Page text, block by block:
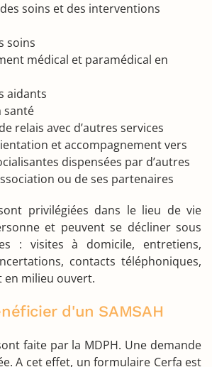
soins et des interventions
soins
médical et paramédical en
aidants
santé
relais avec d’autres services
et accompagnement vers
dispensées par d’autres
ou de ses partenaires
privilégiées dans le lieu de vie
et peuvent se décliner sous
: visites à domicile, entretiens,
contacts téléphoniques,
en milieu ouvert.
d'un SAMSAH
faite par la MDPH. Une demande
A cet effet, un formulaire Cerfa est